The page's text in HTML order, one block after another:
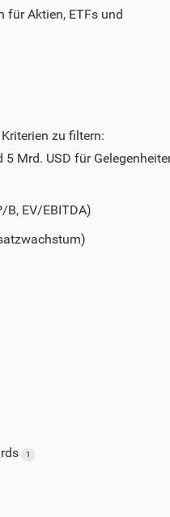
für Aktien, ETFs und
zu filtern:
Mrd. USD für
B, EV/EBITDA)
1